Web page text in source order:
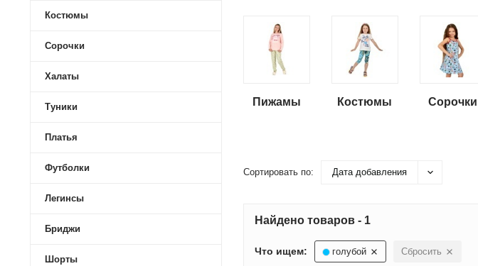
Костюмы
Сорочки
Халаты
Туники
Платья
Футболки
Легинсы
Бриджи
Шорты
Пижамы Костюмы Сорочки
Сортировать по: Дата добавления
Найдено товаров - 1
Что ищем: голубой Сбросить